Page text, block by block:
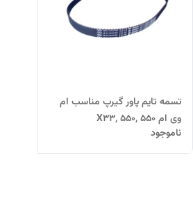
تسمه تایم پاور گیرپ مناسب ام
وی ام X33, 550, 550
ناموجود